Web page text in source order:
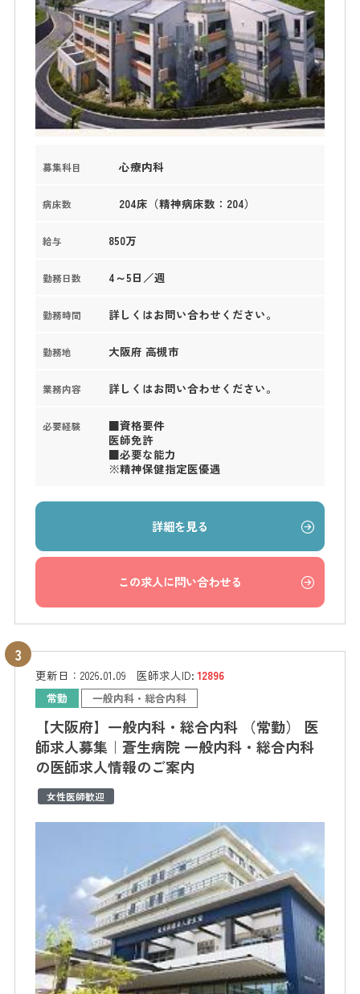
募集科目 心療内科
病床数 204床（精神病床数：204）
給与 850万
勤務日数 4～5日／週
勤務時間 詳しくはお問い合わせください。
勤務地 大阪府 高槻市
業務内容 詳しくはお問い合わせください。
必要経験
■資格要件
医師免許
■必要な能力
※精神保健指定医優遇
詳細を見る
この求人に問い合わせる
更新日： 2026.01.09 医師求人ID:12896
常勤 一般内科・総合内科
【大阪府】一般内科・総合内科 （常勤） 医
師求人募集｜蒼生病院 一般内科・総合内科
の医師求人情報のご案内
女性医師歓迎